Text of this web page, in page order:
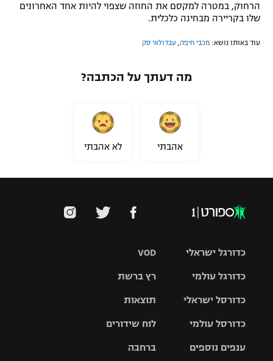
הרחוק, במטרה למקסם את החוזה שצפוי להיות אחד האחרונים
שלו בקריירה מבחינה כלכלית.
עוד באותו נושא: מכבי חיפה עבדולאי סק
מה דעתך על הכתבה?
אהבתי לא אהבתי
VOD
רץ ברשת
תוצאות
לוח שידורים
ברחבה
כדורגל ישראלי
גביע הטוטו
כדורגל עולמי
האלופות
ליגה
כדורסל ישראלי
סל
כדורסל עולמי
ענפים נוספים